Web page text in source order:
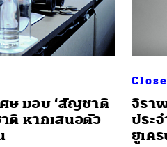
ษ มอบ ‘สัญชาติ
าติ หากเสนอตัว
จิรา
ประ
ยูเค